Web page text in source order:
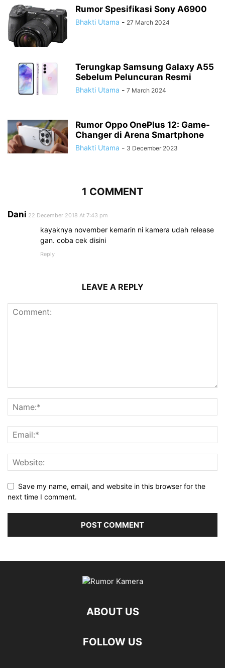
Rumor Spesifikasi Sony A6900
Bhakti Utama - 27 March 2024
Terungkap Samsung Galaxy A55
Sebelum Peluncuran Resmi
Bhakti Utama - 7 March 2024
Rumor Oppo OnePlus 12: Game-
Changer di Arena Smartphone
Bhakti Utama - 3 December 2023
1 COMMENT
Dani 22 December 2018 At 7:43 pm
kayaknya november kemarin ni kamera udah release
gan. coba cek disini
Reply
LEAVE A REPLY
Save my name, email, and website in this browser for the
next time I comment.
ABOUT US
FOLLOW US